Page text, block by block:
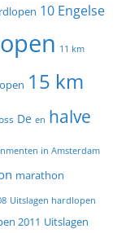
10 Engelse
11 km
15 km
De en halve
in Amsterdam
marathon
Uitslagen hardlopen
2011 Uitslagen